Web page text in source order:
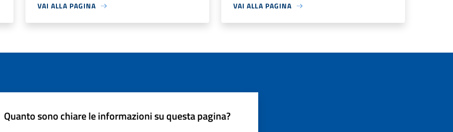
VAI ALLA PAGINA VAI ALLA PAGINA
Quanto sono chiare le informazioni su questa pagina?